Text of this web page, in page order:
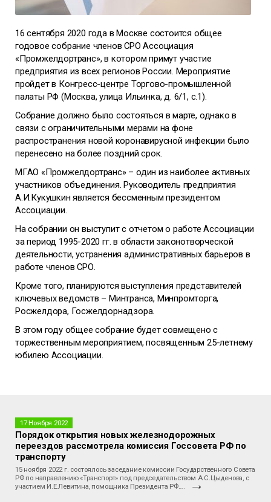
16 сентября 2020 года в Москве состоится общее
годовое собрание членов СРО Ассоциация
«Промжелдортранс», в котором примут участие
предприятия из всех регионов России. Мероприятие
пройдет в Конгресс-центре Торгово-промышленной
палаты РФ (Москва, улица Ильинка, д. 6/1, c.1).
Собрание должно было состояться в марте, однако в
связи с ограничительными мерами на фоне
распространения новой коронавирусной инфекции было
перенесено на более поздний срок.
МГАО «Промжелдортранс» – один из наиболее активных
участников объединения. Руководитель предприятия
А.И.Кукушкин является бессменным президентом
Ассоциации.
На собрании он выступит с отчетом о работе Ассоциации
за период 1995-2020 гг. в области законотворческой
деятельности, устранения административных барьеров в
работе членов СРО.
Кроме того, планируются выступления представителей
ключевых ведомств – Минтранса, Минпромторга,
Росжелдора, Госжелдорнадзора.
В этом году общее собрание будет совмещено с
торжественным мероприятием, посвященным 25-летнему
юбилею Ассоциации.
17 Ноября 2022
Порядок открытия новых железнодорожных
переездов рассмотрела комиссия Госсовета РФ по
транспорту
15 ноября 2022 г. состоялось заседание комиссии Государственного Совета
РФ по направлению «Транспорт» под председательством А.С.Цыденова, с
участием И.Е.Левитина, помощника Президента РФ….